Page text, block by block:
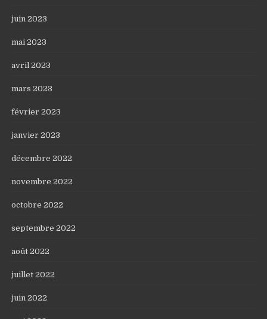
juin 2023
mai 2023
avril 2023
mars 2023
février 2023
janvier 2023
décembre 2022
novembre 2022
octobre 2022
septembre 2022
août 2022
juillet 2022
juin 2022